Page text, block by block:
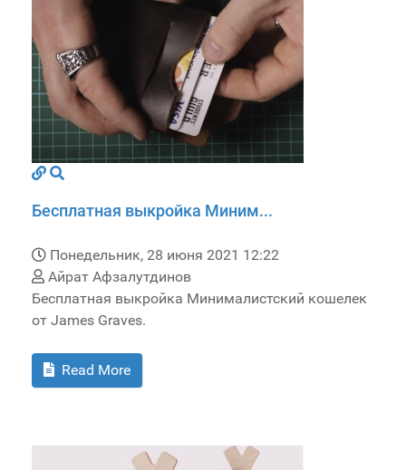
Бесплатная выкройка Миним...
Понедельник, 28 июня 2021 12:22
Айрат Афзалутдинов
Бесплатная выкройка Минималистский кошелек
от James Graves.
Read More